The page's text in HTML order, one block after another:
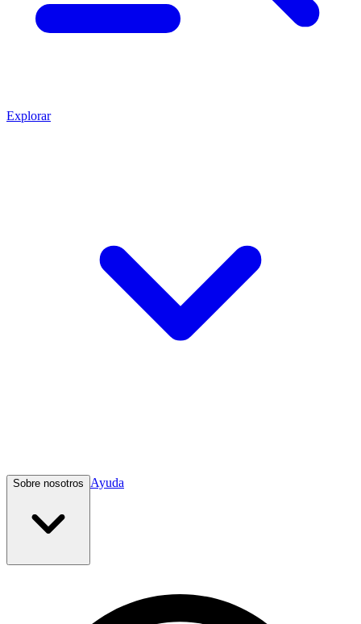
Explorar
Sobre nosotros Ayuda